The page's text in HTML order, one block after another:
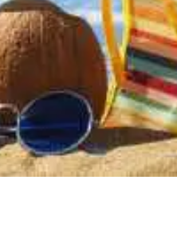
στο Fight
Red Belt